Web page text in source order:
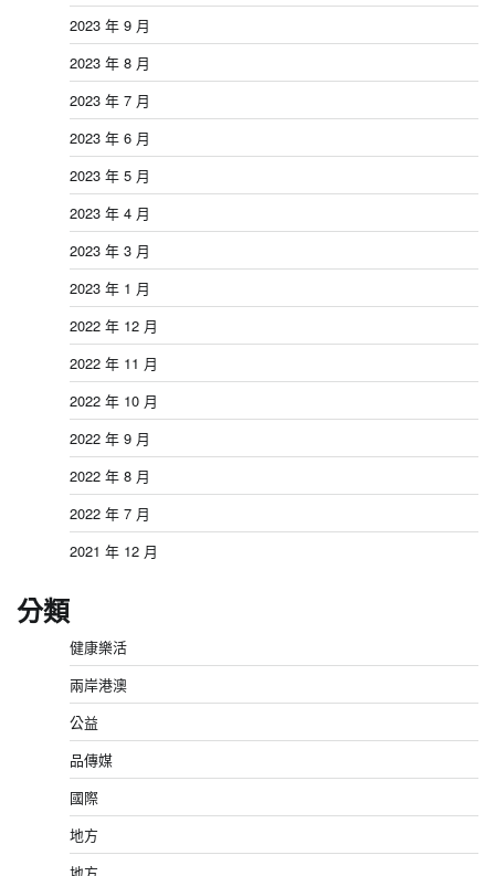
2023 年 9 月
2023 年 8 月
2023 年 7 月
2023 年 6 月
2023 年 5 月
2023 年 4 月
2023 年 3 月
2023 年 1 月
2022 年 12 月
2022 年 11 月
2022 年 10 月
2022 年 9 月
2022 年 8 月
2022 年 7 月
2021 年 12 月
分類
健康樂活
兩岸港澳
公益
品傳媒
國際
地方